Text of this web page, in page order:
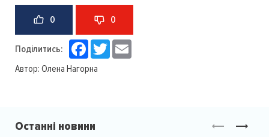
0 0
Поділитись: Facebook
Twitter
Автор: Олена Нагорна
Останні новини